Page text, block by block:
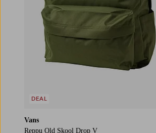
Vans
Reppu Old Skool Drop V
DEAL